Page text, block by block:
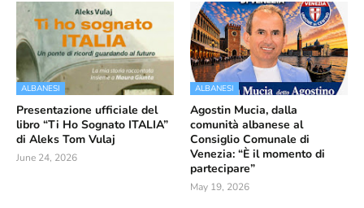
ALBANESI
Presentazione ufficiale del
libro “Ti Ho Sognato ITALIA”
di Aleks Tom Vulaj
June 24, 2026
ALBANESI
Agostin Mucia, dalla
comunità albanese al
Consiglio Comunale di
Venezia: “È il momento di
partecipare”
May 19, 2026